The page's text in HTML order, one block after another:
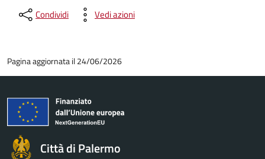
Condividi Vedi azioni
Pagina aggiornata il 24/06/2026
Città di Palermo